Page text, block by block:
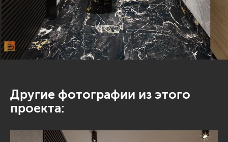
Другие фотографии из этого
проекта: